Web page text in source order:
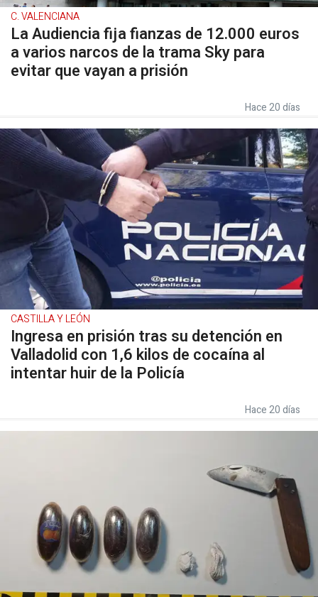
C. VALENCIANA
La Audiencia fija fianzas de 12.000 euros
a varios narcos de la trama Sky para
evitar que vayan a prisión
Hace 20 días
CASTILLA Y LEÓN
Ingresa en prisión tras su detención en
Valladolid con 1,6 kilos de cocaína al
intentar huir de la Policía
Hace 20 días